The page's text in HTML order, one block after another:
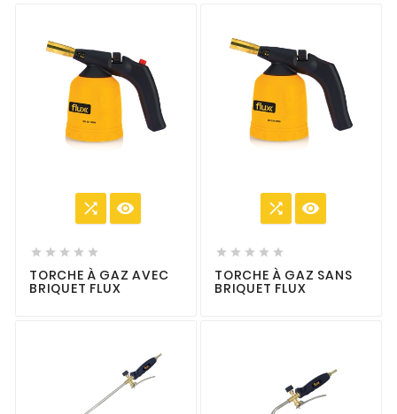
 
    
TORCHE À GAZ AVEC
BRIQUET FLUX
 
    
TORCHE À GAZ SANS
BRIQUET FLUX